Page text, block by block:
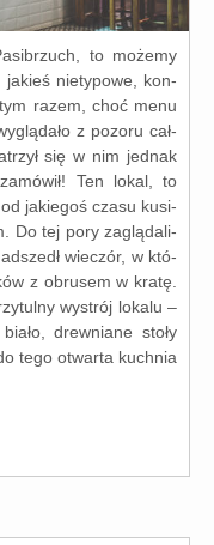
to może­my
jakieś nie­ty­po­we, kon­
razem, choć menu
z pozo­ru cał­
się w nim jed­nak
Ten lokal, to
jakie­goś cza­su kusi­
Do tej pory zaglą­da­li­
wie­czór, w któ­
z obru­sem w kra­tę.
wystrój loka­lu –
drew­nia­ne sto­ły
tego otwar­ta kuch­nia